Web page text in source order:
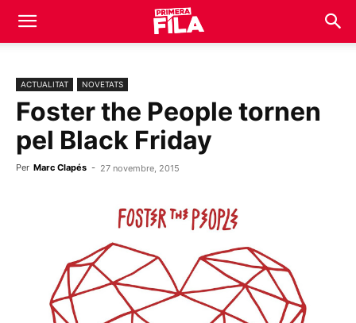
ACTUALITAT NOVETATS
Foster the People tornen
pel Black Friday
Per Marc Clapés - 27 novembre, 2015